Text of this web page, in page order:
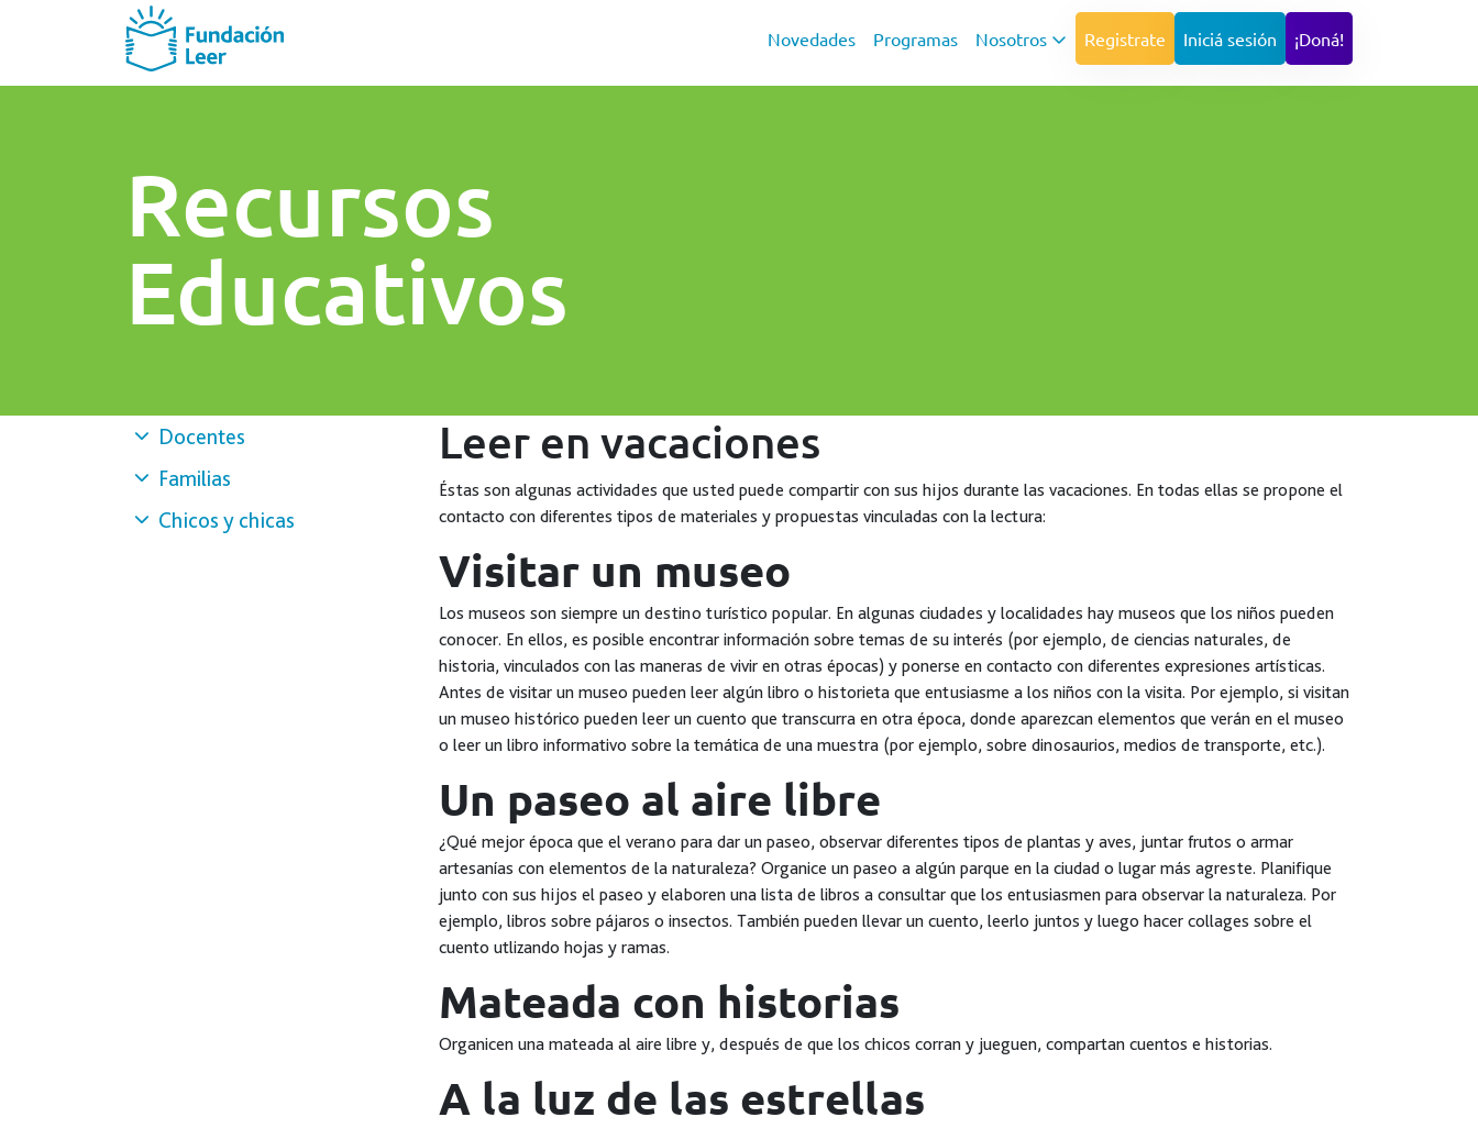
Novedades Programas Nosotros Registrate Iniciá sesión ¡Doná!
Recursos
Educativos
Docentes
Familias
Chicos y chicas
Leer en vacaciones
Éstas son algunas actividades que usted puede compartir con sus hijos durante las vacaciones. En todas ellas se propone el
contacto con diferentes tipos de materiales y propuestas vinculadas con la lectura:
Visitar un museo
Los museos son siempre un destino turístico popular. En algunas ciudades y localidades hay museos que los niños pueden
conocer. En ellos, es posible encontrar información sobre temas de su interés (por ejemplo, de ciencias naturales, de
historia, vinculados con las maneras de vivir en otras épocas) y ponerse en contacto con diferentes expresiones artísticas.
Antes de visitar un museo pueden leer algún libro o historieta que entusiasme a los niños con la visita. Por ejemplo, si visitan
un museo histórico pueden leer un cuento que transcurra en otra época, donde aparezcan elementos que verán en el museo
o leer un libro informativo sobre la temática de una muestra (por ejemplo, sobre dinosaurios, medios de transporte, etc.).
Un paseo al aire libre
¿Qué mejor época que el verano para dar un paseo, observar diferentes tipos de plantas y aves, juntar frutos o armar
artesanías con elementos de la naturaleza? Organice un paseo a algún parque en la ciudad o lugar más agreste. Planifique
junto con sus hijos el paseo y elaboren una lista de libros a consultar que los entusiasmen para observar la naturaleza. Por
ejemplo, libros sobre pájaros o insectos. También pueden llevar un cuento, leerlo juntos y luego hacer collages sobre el
cuento utlizando hojas y ramas.
Mateada con historias
Organicen una mateada al aire libre y, después de que los chicos corran y jueguen, compartan cuentos e historias.
A la luz de las estrellas